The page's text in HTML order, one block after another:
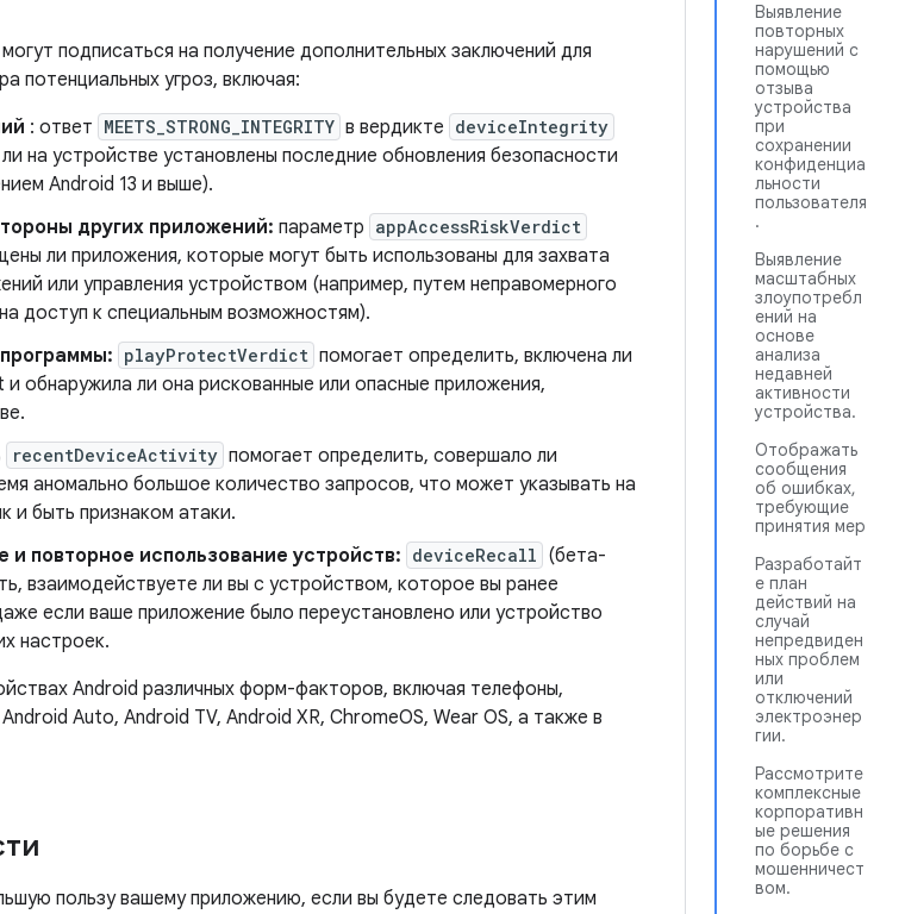
Выявление
повторных
нарушений с
помощью
отзыва
устройства
при
сохранении
конфиденциа
льности
пользователя
.
Выявление
масштабных
злоупотребл
ений на
основе
анализа
недавней
активности
устройства.
Отображать
сообщения
об ошибках,
требующие
принятия мер
Разработайт
е план
действий на
случай
непредвиден
ных проблем
или
отключений
электроэнер
гии.
Рассмотрите
комплексные
корпоративн
ые решения
по борьбе с
мошенничест
вом.
подписаться на получение дополнительных заключений для
потенциальных угроз, включая:
: ответ MEETS_STRONG_INTEGRITY в вердикте deviceIntegrity
на устройстве установлены последние обновления безопасности
Android 13 и выше).
других приложений: параметр appAccessRiskVerdict
ли приложения, которые могут быть использованы для захвата
или управления устройством (например, путем неправомерного
доступ к специальным возможностям).
playProtectVerdict помогает определить, включена ли
обнаружила ли она рискованные или опасные приложения,
recentDeviceActivity помогает определить, совершало ли
аномально большое количество запросов, что может указывать на
и быть признаком атаки.
и повторное использование устройств: deviceRecall (бета-
взаимодействуете ли вы с устройством, которое вы ранее
если ваше приложение было переустановлено или устройство
настроек.
Android различных форм-факторов, включая телефоны,
Auto, Android TV, Android XR, ChromeOS, Wear OS, а также в
пользу вашему приложению, если вы будете следовать этим